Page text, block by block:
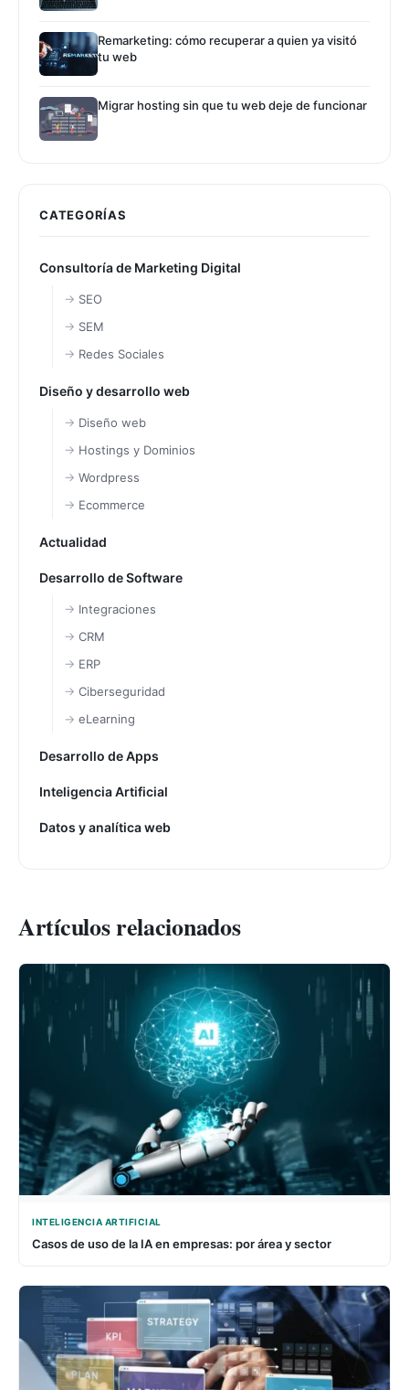
Remarketing: cómo recuperar a quien ya visitó
tu web
Migrar hosting sin que tu web deje de funcionar
CATEGORÍAS
Consultoría de Marketing Digital
SEO
SEM
Redes Sociales
Diseño y desarrollo web
Diseño web
Hostings y Dominios
Wordpress
Ecommerce
Actualidad
Desarrollo de Software
Integraciones
CRM
ERP
Ciberseguridad
eLearning
Desarrollo de Apps
Inteligencia Artificial
Datos y analítica web
Artículos relacionados
INTELIGENCIA ARTIFICIAL
Casos de uso de la IA en empresas: por área y sector